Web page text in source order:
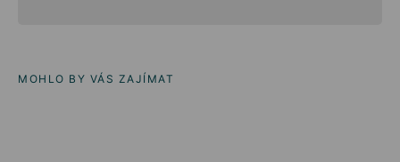
MOHLO BY VÁS ZAJÍMAT